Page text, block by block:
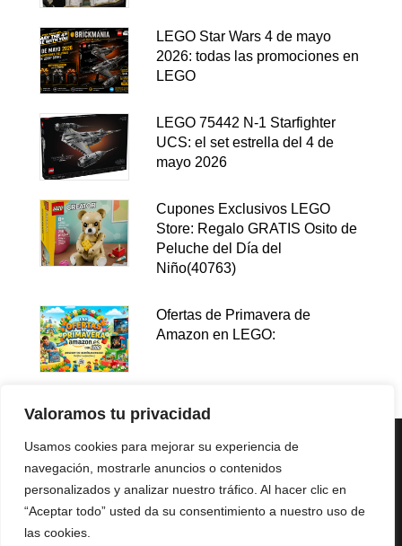
Valoramos tu privacidad
Usamos cookies para mejorar su experiencia de
navegación, mostrarle anuncios o contenidos
personalizados y analizar nuestro tráfico. Al hacer clic en
“Aceptar todo” usted da su consentimiento a nuestro uso de
las cookies.
LEGO Star Wars 4 de mayo
2026: todas las promociones en
LEGO
LEGO 75442 N-1 Starfighter
UCS: el set estrella del 4 de
mayo 2026
Cupones Exclusivos LEGO
Store: Regalo GRATIS Osito de
Peluche del Día del
Niño(40763)
Ofertas de Primavera de
Amazon en LEGO: